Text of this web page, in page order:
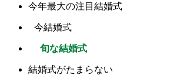
今年最大の注目結婚式
今結婚式
旬な結婚式
結婚式がたまらない